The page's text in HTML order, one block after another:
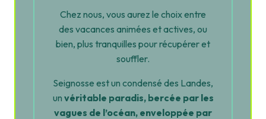
Chez nous, vous aurez le choix entre
des vacances animées et actives, ou
bien, plus tranquilles pour récupérer et
souffler.
Seignosse est un condensé des Landes,
un véritable paradis, bercée par les
vagues de l’océan, enveloppée par